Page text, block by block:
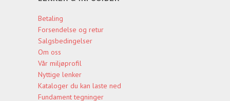
Betaling
Forsendelse og retur
Salgsbedingelser
Om oss
Vår miljøprofil
Nyttige lenker
Kataloger du kan laste ned
Fundament tegninger